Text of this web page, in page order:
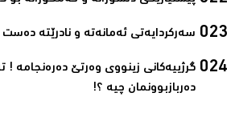
سەرکردایەتی ئەمانەتە و نادرێتە
گرژییەکانی زینووی وەرتێ دەرەنجامە !
دەربازبوونمان چیە ؟!‌